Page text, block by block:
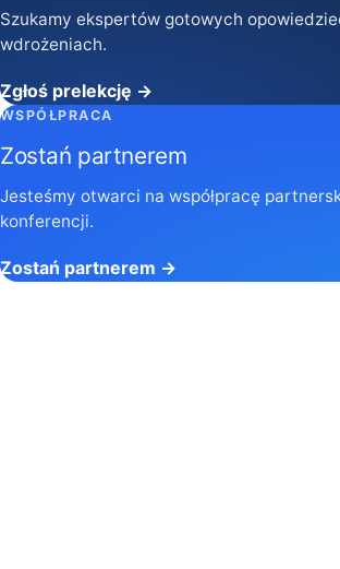
Szukamy ekspertów gotowych
wdrożeniach.
Zgłoś prelekcję →
WSPÓŁPRACA
Zostań partnerem
Jesteśmy otwarci na współpracę
konferencji.
Zostań partnerem →